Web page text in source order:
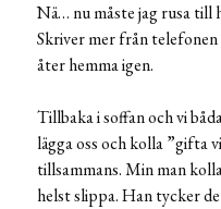
Nä… nu måste jag rusa till
Skriver mer från
åter hemma igen.
Tillbaka i soffan och vi
lägga oss och kolla ”gifta
tillsammans. Min man
helst slippa. Han tycker